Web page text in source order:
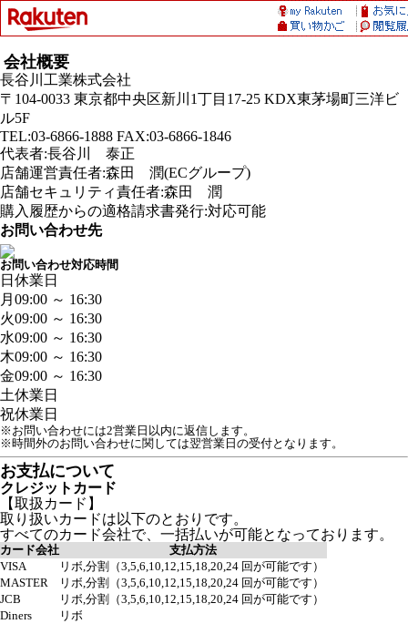
会社概要
長谷川工業株式会社
〒104-0033 東京都中央区新川1丁目17-25 KDX東茅場町三洋ビ
ル5F
TEL:03-6866-1888 FAX:03-6866-1846
代表者:長谷川 泰正
店舗運営責任者:森田 潤(ECグループ)
店舗セキュリティ責任者:森田 潤
購入履歴からの適格請求書発行:対応可能
お問い合わせ先
お問い合わせ対応時間
日 休業日
月 09:00 ～ 16:30
火09:00 ～ 16:30
水09:00 ～ 16:30
木09:00 ～ 16:30
金09:00 ～ 16:30
土休業日
祝休業日
※お問い合わせには2営業日以内に返信します。
※時間外のお問い合わせに関しては翌営業日の受付となります。
お支払について
クレジットカード
【取扱カード】
取り扱いカードは以下のとおりです。
すべてのカード会社で、一括払いが可能となっております。
カード会社
支払方法
VISA
リボ,分割（3,5,6,10,12,15,18,20,24 回が可能です）
MASTER
リボ,分割（3,5,6,10,12,15,18,20,24 回が可能です）
JCB
リボ,分割（3,5,6,10,12,15,18,20,24 回が可能です）
Diners
リボ